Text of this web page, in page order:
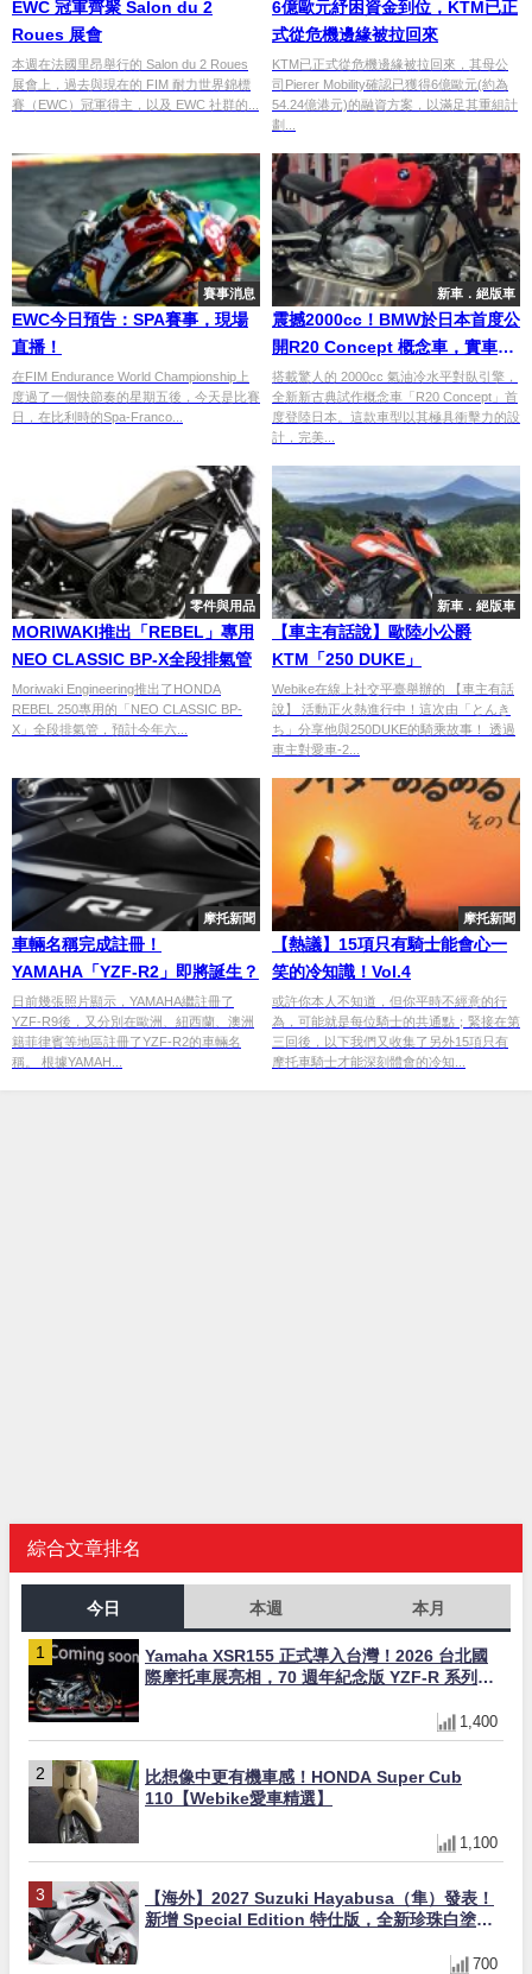
EWC 冠軍齊聚 Salon du 2
Roues 展會
本週在法國里昂舉行的 Salon du 2 Roues
展會上，過去與現在的 FIM 耐力世界錦標
賽（EWC）冠軍得主，以及 EWC 社群的...
6億歐元紓困資金到位，KTM已正
式從危機邊緣被拉回來
KTM已正式從危機邊緣被拉回來，其母公
司Pierer Mobility確認已獲得6億歐元(約為
54.24億港元)的融資方案，以滿足其重組計
劃...
賽事消息
EWC今日預告：SPA賽事，現場
直播！
在FIM Endurance World Championship上
度過了一個快節奏的星期五後，今天是比賽
日，在比利時的Spa-Franco...
新車．絕版車
震撼2000cc！BMW於日本首度公
開R20 Concept 概念車，實車細
節全解析
搭載驚人的 2000cc 氣油冷水平對臥引擎，
全新新古典試作概念車「R20 Concept」首
度登陸日本。這款車型以其極具衝擊力的設
計，完美...
零件與用品
MORIWAKI推出「REBEL」專用
NEO CLASSIC BP-X全段排氣管
Moriwaki Engineering推出了HONDA
REBEL 250專用的「NEO CLASSIC BP-
X」全段排氣管，預計今年六...
新車．絕版車
【車主有話說】歐陸小公爵
KTM「250 DUKE」
Webike在線上社交平臺舉辦的 【車主有話
說】 活動正火熱進行中！這次由「とんき
ち」分享他與250DUKE的騎乘故事！ 透過
車主對愛車-2...
摩托新聞
車輛名稱完成註冊！
YAMAHA「YZF-R2」即將誕生？
日前幾張照片顯示，YAMAHA繼註冊了
YZF-R9後，又分別在歐洲、紐西蘭、澳洲
籍菲律賓等地區註冊了YZF-R2的車輛名
稱。 根據YAMAH...
摩托新聞
【熱議】15項只有騎士能會心一
笑的冷知識！Vol.4
或許你本人不知道，但你平時不經意的行
為，可能就是每位騎士的共通點；緊接在第
三回後，以下我們又收集了另外15項只有
摩托車騎士才能深刻體會的冷知...
綜合文章排名
今日 本週 本月
Yamaha XSR155 正式導入台灣！2026 台北國
際摩托車展亮相，70 週年紀念版 YZF-R 系列限
1,400
比想像中更有機車感！HONDA Super Cub
110【Webike愛車精選】
1,100
【海外】2027 Suzuki Hayabusa（隼）發表！
新增 Special Edition 特仕版，全新珍珠白塗裝
700